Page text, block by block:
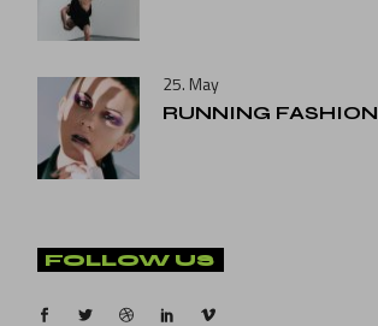
25. May
RUNNING FASHION
FOLLOW US